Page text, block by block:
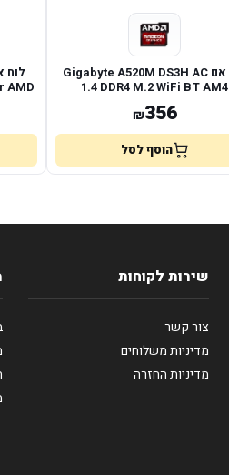
לוח אם Gigabyte A520M DS3H AC
1.4 DDR4 M.2 WiFi BT AM4
₪356
הוסף לסל
AMD
שירות לקוחות
צור קשר
מדיניות משלוחים
מדיניות החזרה